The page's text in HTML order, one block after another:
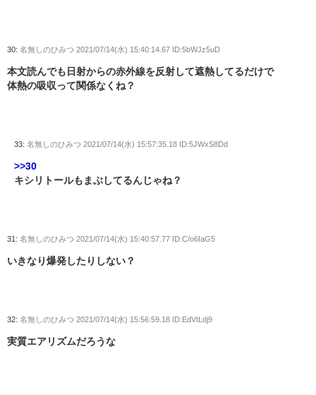
30: 名無しのひみつ 2021/07/14(水) 15:40:14.67 ID:5bWJz5uD
本文読んでも日射からの赤外線を反射して遮熱してるだけで
体熱の吸収って関係なくね？
33: 名無しのひみつ 2021/07/14(水) 15:57:35.18 ID:5JWxS8Dd
>>30
キシリトールもまぶしてるんじゃね？
31: 名無しのひみつ 2021/07/14(水) 15:40:57.77 ID:C/o6IaG5
いきなり爆発したりしない？
32: 名無しのひみつ 2021/07/14(水) 15:56:59.18 ID:EdVtLdj9
実質エアリズムだろうな